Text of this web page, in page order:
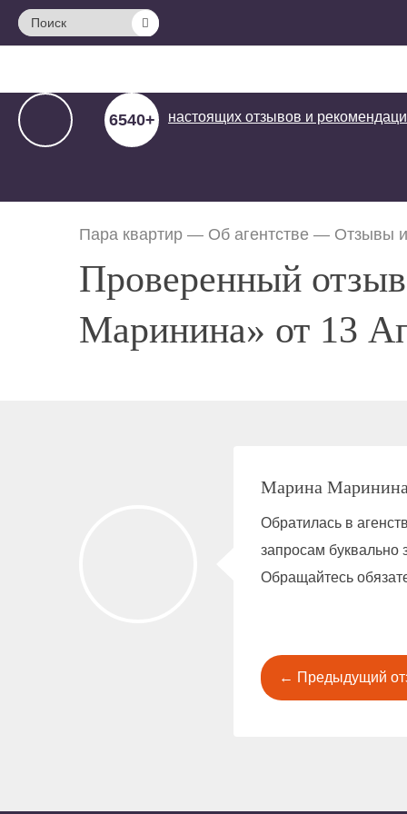
Поиск
6540+ настоящих отзывов и
Пара квартир — Об агентстве — Отзывы
Проверенный
Маринина» от 13
Марина
Обратилась в
запросам буквально
Обращайтесь
← Предыдущий